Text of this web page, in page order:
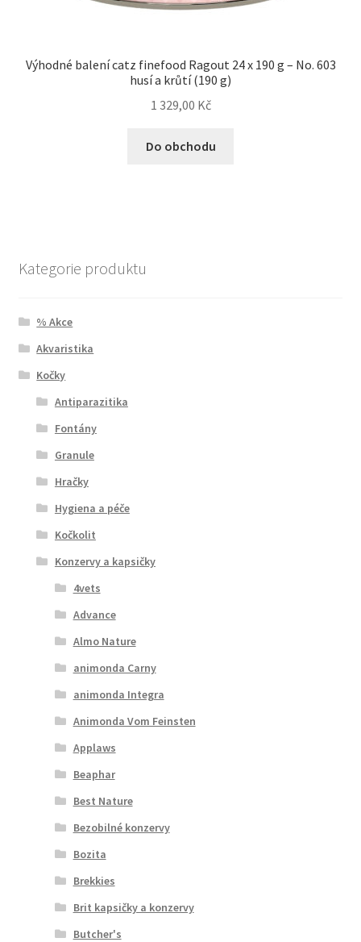
Výhodné balení catz finefood Ragout 24 x 190 g – No. 603
husí a krůtí (190 g)
1 329,00 Kč
Do obchodu
Kategorie produktu
% Akce
Akvaristika
Kočky
Antiparazitika
Fontány
Granule
Hračky
Hygiena a péče
Kočkolit
Konzervy a kapsičky
4vets
Advance
Almo Nature
animonda Carny
animonda Integra
Animonda Vom Feinsten
Applaws
Beaphar
Best Nature
Bezobilné konzervy
Bozita
Brekkies
Brit kapsičky a konzervy
Butcher's